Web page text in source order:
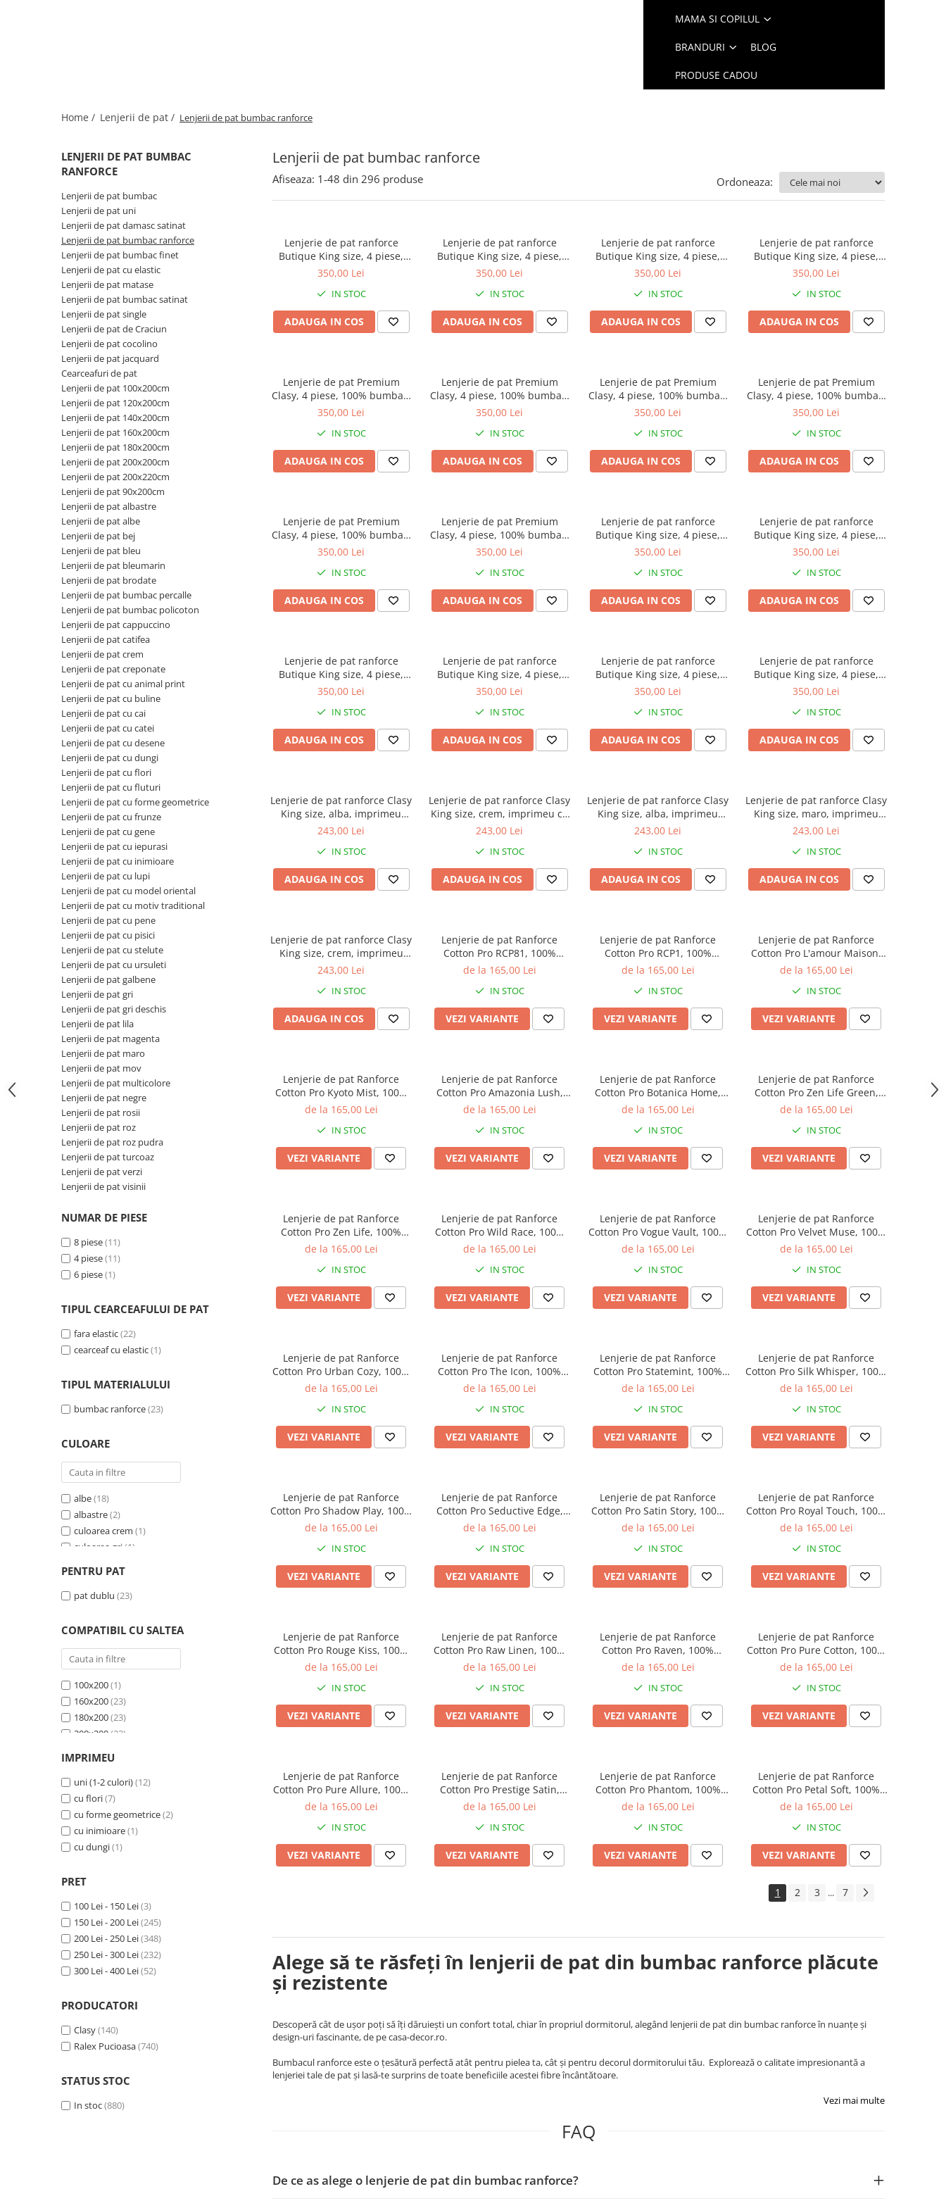
140x200cm
180x200cm
200x200cm
200x220cm
Tipul cearceafului de pat
Normal - fara elastic
Uni (1-2 culori)
Cu inimioare
Cu Animal Print
Cu ursuleti
Cu Motiv Traditional
MAMA SI COPILUL
BRANDURI BLOG
PRODUSE CADOU
Home / Lenjerii de pat / Lenjerii de pat bumbac ranforce
Lenjerii de pat bumbac ranforce
LENJERII DE PAT BUMBAC
RANFORCE
Lenjerii de pat bumbac
Lenjerii de pat uni
Lenjerii de pat damasc satinat
Lenjerii de pat bumbac ranforce
Lenjerii de pat bumbac finet
Lenjerii de pat cu elastic
Lenjerii de pat matase
Lenjerii de pat bumbac satinat
Lenjerii de pat single
Lenjerii de pat de Craciun
Lenjerii de pat cocolino
Lenjerii de pat jacquard
Cearceafuri de pat
Lenjerii de pat 100x200cm
Lenjerii de pat 120x200cm
Lenjerii de pat 140x200cm
Lenjerii de pat 160x200cm
Lenjerii de pat 180x200cm
Lenjerii de pat 200x200cm
Lenjerii de pat 200x220cm
Lenjerii de pat 90x200cm
Lenjerii de pat albastre
Lenjerii de pat albe
Lenjerii de pat bej
Lenjerii de pat bleu
Lenjerii de pat bleumarin
Lenjerii de pat brodate
Lenjerii de pat bumbac percalle
Lenjerii de pat bumbac policoton
Lenjerii de pat cappuccino
Lenjerii de pat catifea
Lenjerii de pat crem
Lenjerii de pat creponate
Lenjerii de pat cu animal print
Lenjerii de pat cu buline
Lenjerii de pat cu cai
Lenjerii de pat cu catei
Lenjerii de pat cu desene
Lenjerii de pat cu dungi
Lenjerii de pat cu flori
Lenjerii de pat cu fluturi
Lenjerii de pat cu forme geometrice
Lenjerii de pat cu frunze
Lenjerii de pat cu gene
Lenjerii de pat cu iepurasi
Lenjerii de pat cu inimioare
Lenjerii de pat cu lupi
Lenjerii de pat cu model oriental
Lenjerii de pat cu motiv traditional
Lenjerii de pat cu pene
Lenjerii de pat cu pisici
Lenjerii de pat cu stelute
Lenjerii de pat cu ursuleti
Lenjerii de pat galbene
Lenjerii de pat gri
Lenjerii de pat gri deschis
Lenjerii de pat lila
Lenjerii de pat magenta
Lenjerii de pat maro
Lenjerii de pat mov
Lenjerii de pat multicolore
Lenjerii de pat negre
Lenjerii de pat rosii
Lenjerii de pat roz
Lenjerii de pat roz pudra
Lenjerii de pat turcoaz
Lenjerii de pat verzi
Lenjerii de pat visinii
NUMAR DE PIESE
8 piese(11)
4 piese(11)
6 piese(1)
TIPUL CEARCEAFULUI DE PAT
fara elastic(22)
cearceaf cu elastic(1)
TIPUL MATERIALULUI
bumbac ranforce(23)
CULOARE
albe(18)
albastre(2)
culoarea crem (1)
culoarea gri (1)
Gri Albastrui
PENTRU PAT
pat dublu (23)
COMPATIBIL CU SALTEA
100x200(1)
160x200(23)
180x200(23)
200x200 (23)
120x200 (1)
140x200(23)
90x200 (1)
IMPRIMEU
uni (1-2 culori)(12)
cu flori(7)
cu forme geometrice(2)
cu inimioare(1)
cu dungi(1)
PRET
100 Lei - 150 Lei(3)
150 Lei - 200 Lei(245)
200 Lei - 250 Lei(348)
250 Lei - 300 Lei(232)
300 Lei - 400 Lei(52)
PRODUCATORI
Clasy(140)
Ralex Pucioasa(740)
STATUS STOC
In stoc(880)
Afiseaza: 1-48 din 296 produse Ordoneaza:
Lenjerie de pat ranforce
Butique King size, 4 piese,
100% bumbac ranforce, verde
florala, EVEYA V4
350,00 Lei
IN STOC
ADAUGA IN COS
Lenjerie de pat ranforce
Butique King size, 4 piese,
100% bumbac ranforce, roz
florala, EVEYA V3
350,00 Lei
IN STOC
ADAUGA IN COS
Lenjerie de pat ranforce
Butique King size, 4 piese,
100% bumbac ranforce, gri
broderie florala, EVEYA V2
350,00 Lei
IN STOC
ADAUGA IN COS
Lenjerie de pat ranforce
Butique King size, 4 piese,
100% bumbac ranforce, gri
broderie florala, EVEYA V1
350,00 Lei
IN STOC
ADAUGA IN COS
Lenjerie de pat Premium
Clasy, 4 piese, 100% bumbac,
bej taupe, model uni cu dungi
ARSIDA V6
350,00 Lei
IN STOC
ADAUGA IN COS
Lenjerie de pat Premium
Clasy, 4 piese, 100% bumbac,
alb, model uni cu dungi fine si
350,00 Lei
IN STOC
ADAUGA IN COS
Lenjerie de pat Premium
Clasy, 4 piese, 100% bumbac,
gri antracit, model uni cu
ARSIDA V4
350,00 Lei
IN STOC
ADAUGA IN COS
Lenjerie de pat Premium
Clasy, 4 piese, 100% bumbac,
crem, model uni cu dungi fine
350,00 Lei
IN STOC
ADAUGA IN COS
Lenjerie de pat Premium
Clasy, 4 piese, 100% bumbac,
caramiziu, model uni cu dungi
ARSIDA V2
350,00 Lei
IN STOC
ADAUGA IN COS
Lenjerie de pat Premium
Clasy, 4 piese, 100% bumbac,
gri, model uni cu dungi fine si
350,00 Lei
IN STOC
ADAUGA IN COS
Lenjerie de pat ranforce
Butique King size, 4 piese,
100% bumbac ranforce, crem,
350,00 Lei
IN STOC
ADAUGA IN COS
Lenjerie de pat ranforce
Butique King size, 4 piese,
100% bumbac ranforce,
ESTINA V9
350,00 Lei
IN STOC
ADAUGA IN COS
Lenjerie de pat ranforce
Butique King size, 4 piese,
100% bumbac ranforce, verde
ESTINA V8
350,00 Lei
IN STOC
ADAUGA IN COS
Lenjerie de pat ranforce
Butique King size, 4 piese,
100% bumbac ranforce, gri
ESTINA V7
350,00 Lei
IN STOC
ADAUGA IN COS
Lenjerie de pat ranforce
Butique King size, 4 piese,
100% bumbac ranforce, bej,
350,00 Lei
IN STOC
ADAUGA IN COS
Lenjerie de pat ranforce
Butique King size, 4 piese,
100% bumbac ranforce, alb
ESTINA V1
350,00 Lei
IN STOC
ADAUGA IN COS
Lenjerie de pat ranforce Clasy
King size, alba, imprimeu
floral multicolor cu dungi,
243,00 Lei
IN STOC
ADAUGA IN COS
Lenjerie de pat ranforce Clasy
King size, crem, imprimeu cu
pauni si flori, PAVONE
243,00 Lei
IN STOC
ADAUGA IN COS
Lenjerie de pat ranforce Clasy
King size, alba, imprimeu
floral multicolor, PALITRA V1
243,00 Lei
IN STOC
ADAUGA IN COS
Lenjerie de pat ranforce Clasy
King size, maro, imprimeu
animal print leopard, LEO
243,00 Lei
IN STOC
ADAUGA IN COS
Lenjerie de pat ranforce Clasy
King size, crem, imprimeu
botanic cu frunze, HENA V2
243,00 Lei
IN STOC
ADAUGA IN COS
Lenjerie de pat Ranforce
Cotton Pro RCP81, 100%
bumbac, roz pudra, imprimeu
de la 165,00 Lei
IN STOC
VEZI VARIANTE
Lenjerie de pat Ranforce
Cotton Pro RCP1, 100%
bumbac, alb, imprimeu floral
cu elastic
de la 165,00 Lei
IN STOC
VEZI VARIANTE
Lenjerie de pat Ranforce
Cotton Pro L'amour Maison,
100% bumbac, alb, imprimeu
de la 165,00 Lei
IN STOC
VEZI VARIANTE
Lenjerie de pat Ranforce
Cotton Pro Kyoto Mist, 100%
bumbac, maro, imprimeu
de la 165,00 Lei
IN STOC
VEZI VARIANTE
Lenjerie de pat Ranforce
Cotton Pro Amazonia Lush,
100% bumbac, bej, imprimeu
de la 165,00 Lei
IN STOC
VEZI VARIANTE
Lenjerie de pat Ranforce
Cotton Pro Botanica Home,
100% bumbac, turcoaz inchis,
de la 165,00 Lei
IN STOC
VEZI VARIANTE
Lenjerie de pat Ranforce
Cotton Pro Zen Life Green,
100% bumbac, verde mint,
de la 165,00 Lei
IN STOC
VEZI VARIANTE
Lenjerie de pat Ranforce
Cotton Pro Zen Life, 100%
bumbac, galben, imprimeu cu
de la 165,00 Lei
IN STOC
VEZI VARIANTE
Lenjerie de pat Ranforce
Cotton Pro Wild Race, 100%
bumbac, maro, imprimeu
de la 165,00 Lei
IN STOC
VEZI VARIANTE
Lenjerie de pat Ranforce
Cotton Pro Vogue Vault, 100%
bumbac, gri deschis,
de la 165,00 Lei
IN STOC
VEZI VARIANTE
Lenjerie de pat Ranforce
Cotton Pro Velvet Muse, 100%
bumbac, verde inchis,
de la 165,00 Lei
IN STOC
VEZI VARIANTE
Lenjerie de pat Ranforce
Cotton Pro Urban Cozy, 100%
bumbac, bej, imprimeu
de la 165,00 Lei
IN STOC
VEZI VARIANTE
Lenjerie de pat Ranforce
Cotton Pro The Icon, 100%
bumbac, alb, imprimeu
de la 165,00 Lei
IN STOC
VEZI VARIANTE
Lenjerie de pat Ranforce
Cotton Pro Statemint, 100%
bumbac, alb, imprimeu floral
de la 165,00 Lei
IN STOC
VEZI VARIANTE
Lenjerie de pat Ranforce
Cotton Pro Silk Whisper, 100%
bumbac, alb, imprimeu cu
de la 165,00 Lei
IN STOC
VEZI VARIANTE
Lenjerie de pat Ranforce
Cotton Pro Shadow Play, 100%
bumbac, bej, imprimeu
de la 165,00 Lei
IN STOC
VEZI VARIANTE
Lenjerie de pat Ranforce
Cotton Pro Seductive Edge,
100% bumbac, bej, imprimeu
de la 165,00 Lei
IN STOC
VEZI VARIANTE
Lenjerie de pat Ranforce
Cotton Pro Satin Story, 100%
bumbac, gri deschis,
de la 165,00 Lei
IN STOC
VEZI VARIANTE
Lenjerie de pat Ranforce
Cotton Pro Royal Touch, 100%
bumbac, alb, imprimeu floral
de la 165,00 Lei
IN STOC
VEZI VARIANTE
Lenjerie de pat Ranforce
Cotton Pro Rouge Kiss, 100%
bumbac, alb, imprimeu
de la 165,00 Lei
IN STOC
VEZI VARIANTE
Lenjerie de pat Ranforce
Cotton Pro Raw Linen, 100%
bumbac, bej, imprimeu
de la 165,00 Lei
IN STOC
VEZI VARIANTE
Lenjerie de pat Ranforce
Cotton Pro Raven, 100%
bumbac, verde salvie,
de la 165,00 Lei
IN STOC
VEZI VARIANTE
Lenjerie de pat Ranforce
Cotton Pro Pure Cotton, 100%
bumbac, rosu inchis,
de la 165,00 Lei
IN STOC
VEZI VARIANTE
Lenjerie de pat Ranforce
Cotton Pro Pure Allure, 100%
bumbac, bej, imprimeu floral
de la 165,00 Lei
IN STOC
VEZI VARIANTE
Lenjerie de pat Ranforce
Cotton Pro Prestige Satin,
100% bumbac, alb, imprimeu
de la 165,00 Lei
IN STOC
VEZI VARIANTE
Lenjerie de pat Ranforce
Cotton Pro Phantom, 100%
bumbac, galben mustar,
de la 165,00 Lei
IN STOC
VEZI VARIANTE
Lenjerie de pat Ranforce
Cotton Pro Petal Soft, 100%
bumbac, alb, imprimeu floral
de la 165,00 Lei
IN STOC
VEZI VARIANTE
1 2 3 ... 7
Alege să te răsfeți în lenjerii de pat din bumbac ranforce plăcute
și rezistente
Descoperă cât de ușor poți să îți dăruiești un confort total, chiar în propriul dormitorul, alegând lenjerii de pat din bumbac ranforce în nuanțe și
design-uri fascinante, de pe casa-decor.ro.
Bumbacul ranforce este o țesătură perfectă atât pentru pielea ta, cât și pentru decorul dormitorului tău. Explorează o calitate impresionantă a
lenjeriei tale de pat și lasă-te surprins de toate beneficiile acestei fibre încântătoare.
Vezi mai multe
FAQ
De ce as alege o lenjerie de pat din bumbac ranforce?